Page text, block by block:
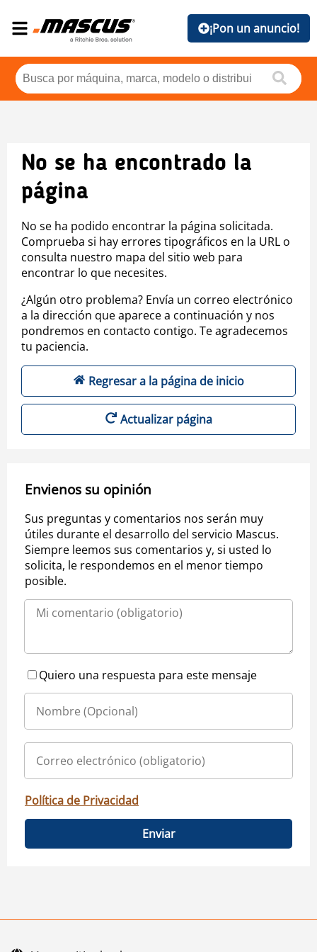
¡Pon un anuncio!
No se ha encontrado la
página
No se ha podido encontrar la página solicitada.
Comprueba si hay errores tipográficos en la URL o
consulta nuestro mapa del sitio web para
encontrar lo que necesites.
¿Algún otro problema? Envía un correo electrónico
a la dirección que aparece a continuación y nos
pondremos en contacto contigo. Te agradecemos
tu paciencia.
Regresar a la página de inicio
Actualizar página
Envienos su opinión
Sus preguntas y comentarios nos serán muy
útiles durante el desarrollo del servicio Mascus.
Siempre leemos sus comentarios y, si usted lo
solicita, le respondemos en el menor tiempo
posible.
Quiero una respuesta para este mensaje
Política de Privacidad
Enviar